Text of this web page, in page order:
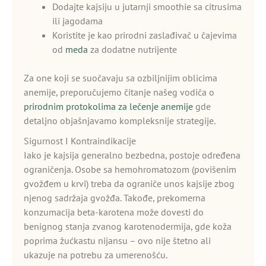
Dodajte kajsiju u jutarnji smoothie sa citrusima
ili jagodama
Koristite je kao prirodni zaslađivač u čajevima
od meda za dodatne nutrijente
Za one koji se suočavaju sa ozbiljnijim oblicima
anemije, preporučujemo čitanje našeg vodiča o
prirodnim protokolima za lečenje anemije gde
detaljno objašnjavamo kompleksnije strategije.
Sigurnost I Kontraindikacije
Iako je kajsija generalno bezbedna, postoje određena
ograničenja. Osobe sa hemohromatozom (povišenim
gvožđem u krvi) treba da ograniče unos kajsije zbog
njenog sadržaja gvožđa. Takođe, prekomerna
konzumacija beta-karotena može dovesti do
benignog stanja zvanog karotenodermija, gde koža
poprima žućkastu nijansu – ovo nije štetno ali
ukazuje na potrebu za umerenošću.